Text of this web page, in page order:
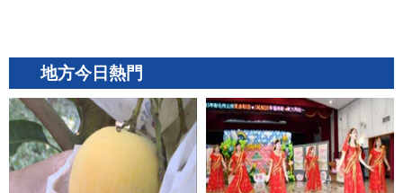
地方今日熱門